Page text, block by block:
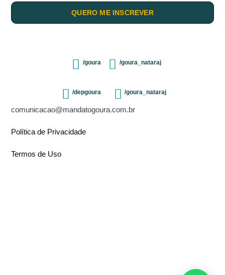
QUERO ME INSCREVER
/goura /goura_nataraj
/depgoura /goura_nataraj
comunicacao@mandatogoura.com.br
Política de Privacidade
Termos de Uso